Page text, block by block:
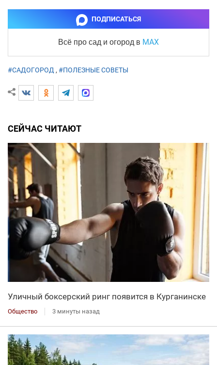
ПОДПИСАТЬСЯ
Всё про сад и огород в MAX
#САДОГОРОД, #ПОЛЕЗНЫЕ СОВЕТЫ
СЕЙЧАС ЧИТАЮТ
Уличный боксерский ринг появится в Курганинске
Общество 3 минуты назад